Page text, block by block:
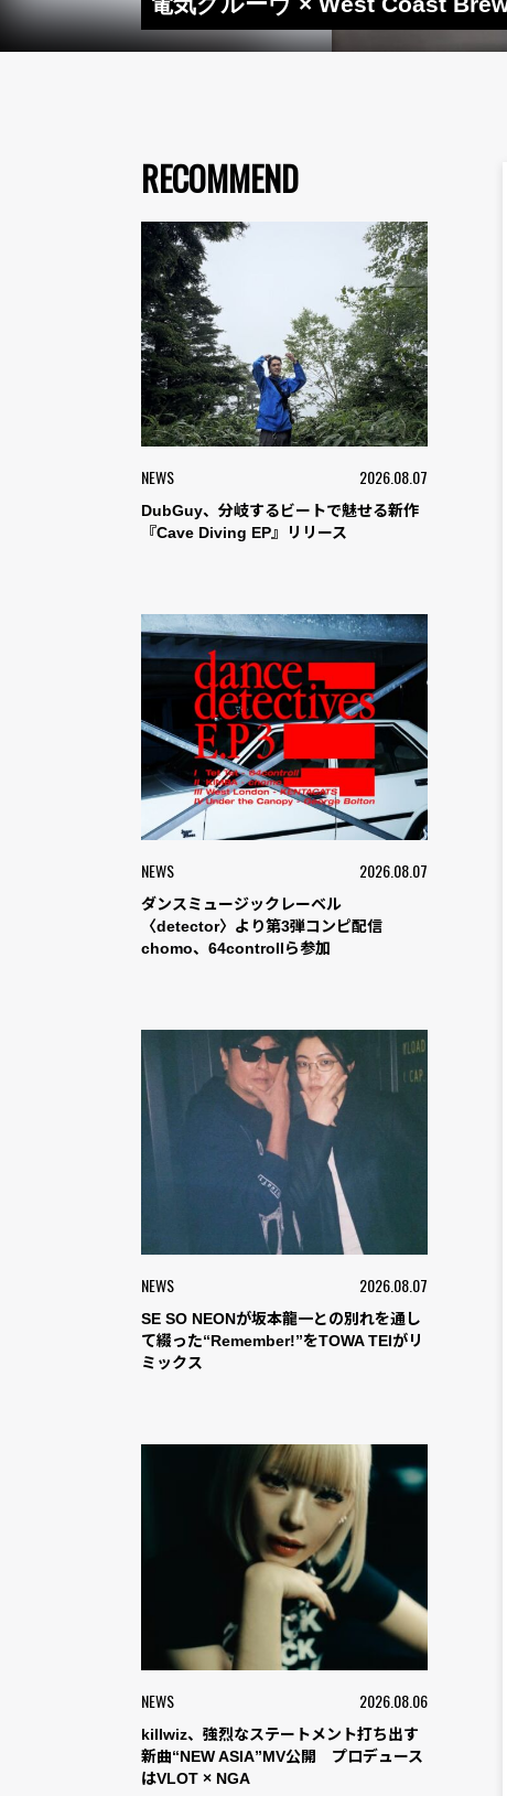
RECOMMEND
NEWS 2026.08.07
DubGuy、分岐するビートで魅せる新作
『Cave Diving EP』リリース
NEWS 2026.08.07
ダンスミュージックレーベル
〈detector〉より第3弾コンピ配信
chomo、64controllら参加
NEWS 2026.08.07
SE SO NEONが坂本龍一との別れを通し
て綴った“Remember!”をTOWA TEIがリ
ミックス
NEWS 2026.08.06
killwiz、強烈なステートメント打ち出す
新曲“NEW ASIA”MV公開 プロデュース
はVLOT × NGA